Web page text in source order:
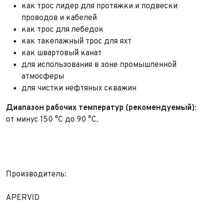
как трос лидер для протяжки и подвески
проводов и кабелей
как трос для лебедок
как такелажный трос для яхт
как швартовый канат
для использования в зоне промышленной
атмосферы
для чистки нефтяных скважин
Диапазон рабочих температур (рекомендуемый):
от минус 150 °С до 90 °С.
Производитель:
APERVID
Имя*
Для Вашего удобства мы перезвоним Вам в рабочее
Выкуп авто
ФИО*
Телефон*
Ваш город*
Марка и Модель*
Заявка на оценку
ФИО*
Марка и Модель
Год выпуска